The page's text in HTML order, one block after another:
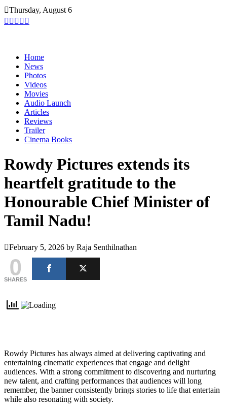
Skip
to
content
Thursday, August 6
Home
News
Photos
Videos
Movies
Audio Launch
Articles
Reviews
Trailer
Cinema Books
Rowdy Pictures extends its
heartfelt gratitude to the
Honourable Chief Minister of
Tamil Nadu!
February 5, 2026 by Raja Senthilnathan
0
SHARES
Rowdy Pictures has always aimed at delivering captivating and
entertaining cinematic experiences that engage and delight
audiences. With a strong commitment to discovering and nurturing
new talent, and crafting performances that audiences will long
remember, the banner consistently brings stories to life that entertain
while also resonating with society.